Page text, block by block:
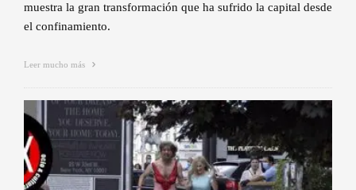
muestra la gran transformación que ha sufrido la capital desde
el confinamiento.
Leer mucho más